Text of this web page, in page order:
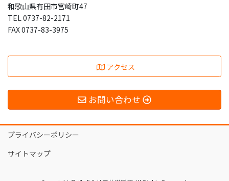
和歌山県有田市宮崎町47
TEL 0737-82-2171
FAX 0737-83-3975
アクセス
お問い合わせ
プライバシーポリシー
サイトマップ